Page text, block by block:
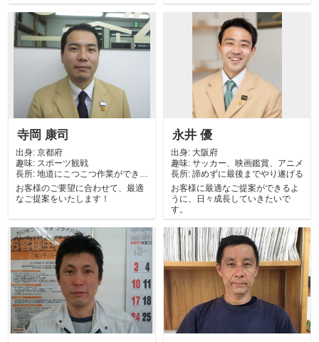
寺岡 康司
出身: 京都府
趣味: スポーツ観戦
長所: 地道にこつこつ作業ができる
ところ。
お客様のご要望に合わせて、最適
なご提案をいたします！
永井 優
出身: 大阪府
趣味: サッカー、映画鑑賞、アニメ
長所: 諦めずに最後までやり遂げる
お客様に最適なご提案ができるよ
うに、日々成長していきたいで
す。